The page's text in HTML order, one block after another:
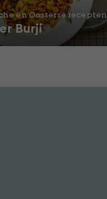
en Oosterse recepten
Burji